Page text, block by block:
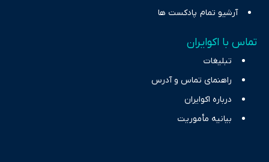
آرشیو تمام پادکست ها
تماس با اکوایران
تبلیغات
راهنمای تماس و آدرس
درباره اکوایران
بیانیه مأموریت